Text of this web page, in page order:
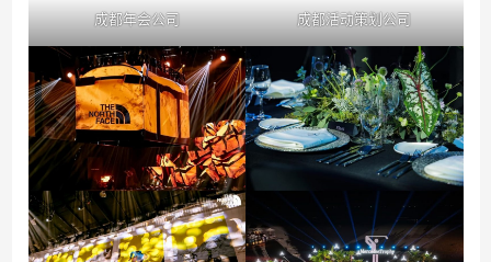
成都年会公司 成都活动策划公司